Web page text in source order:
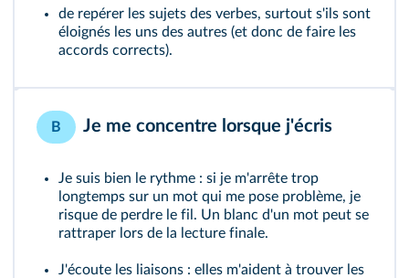
de repérer les sujets des verbes, surtout s'ils sont
éloignés les uns des autres (et donc de faire les
accords corrects).
B Je me concentre lorsque j'écris
Je suis bien le rythme : si je m'arrête trop
longtemps sur un mot qui me pose problème, je
risque de perdre le fil. Un blanc d'un mot peut se
rattraper lors de la lecture finale.
J'écoute les liaisons : elles m'aident à trouver les